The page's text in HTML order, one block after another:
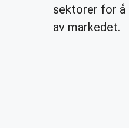
sektorer for å
av markedet.